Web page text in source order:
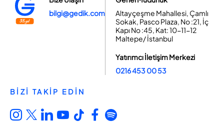
bilgi@gedik.com
Altayçeşme Mahallesi, Çamlı
Sokak, Pasco Plaza, No :21, İç
Kapı No :45, Kat: 10-11-12
Maltepe/ İstanbul
Yatırımcı İletişim Merkezi
0216 453 00 53
BİZİ TAKİP EDİN